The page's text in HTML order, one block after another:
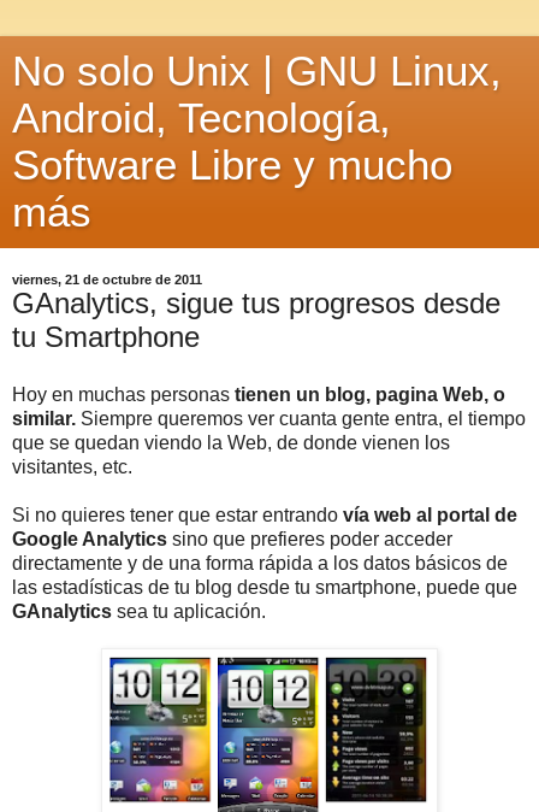
No solo Unix | GNU Linux,
Android, Tecnología,
Software Libre y mucho
más
viernes, 21 de octubre de 2011
GAnalytics, sigue tus progresos desde
tu Smartphone
Hoy en muchas personas tienen un blog, pagina Web, o
similar. Siempre queremos ver cuanta gente entra, el tiempo
que se quedan viendo la Web, de donde vienen los
visitantes, etc.
Si no quieres tener que estar entrando vía web al portal de
Google Analytics sino que prefieres poder acceder
directamente y de una forma rápida a los datos básicos de
las estadísticas de tu blog desde tu smartphone, puede que
GAnalytics sea tu aplicación.